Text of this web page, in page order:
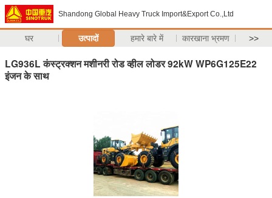
Shandong Global Heavy Truck Import&Export Co.,Ltd
घर उत्पादों हमारे बारे में कारखाना भ्रमण >>
LG936L कंस्ट्रक्शन मशीनरी रोड व्हील लोडर 92kW WP6G125E22
इंजन के साथ